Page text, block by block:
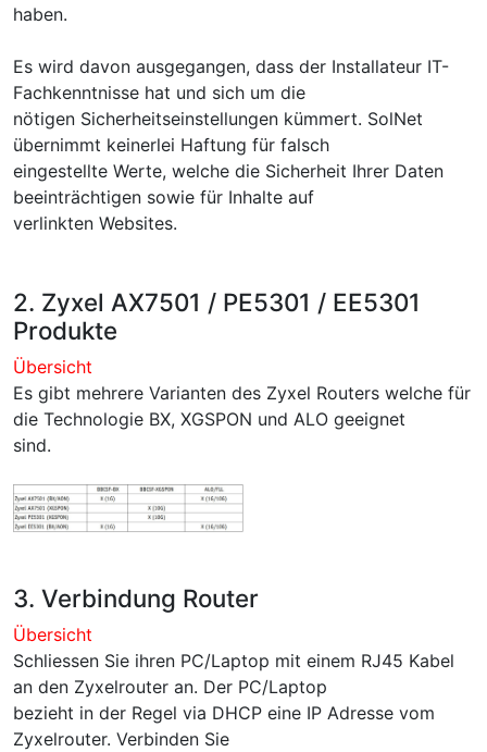
haben.
Es wird davon ausgegangen, dass der Installateur IT-
Fachkenntnisse hat und sich um die
nötigen Sicherheitseinstellungen kümmert. SolNet
übernimmt keinerlei Haftung für falsch
eingestellte Werte, welche die Sicherheit Ihrer Daten
beeinträchtigen sowie für Inhalte auf
verlinkten Websites.
2. Zyxel AX7501 / PE5301 / EE5301
Produkte
Übersicht
Es gibt mehrere Varianten des Zyxel Routers welche für
die Technologie BX, XGSPON und ALO geeignet
sind.
3. Verbindung Router
Übersicht
Schliessen Sie ihren PC/Laptop mit einem RJ45 Kabel
an den Zyxelrouter an. Der PC/Laptop
bezieht in der Regel via DHCP eine IP Adresse vom
Zyxelrouter. Verbinden Sie